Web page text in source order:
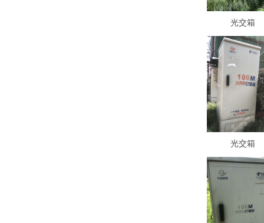
光交箱
光交箱